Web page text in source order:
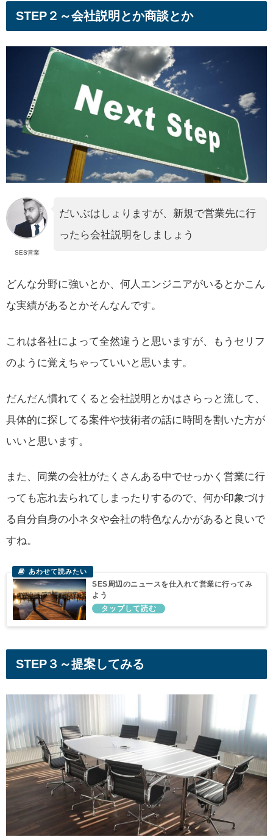
STEP２～会社説明とか商談とか
SES営業
だいぶはしょりますが、新規で営業先に行
ったら会社説明をしましょう
どんな分野に強いとか、何人エンジニアがいるとかこん
な実績があるとかそんなんです。
これは各社によって全然違うと思いますが、もうセリフ
のように覚えちゃっていいと思います。
だんだん慣れてくると会社説明とかはさらっと流して、
具体的に探してる案件や技術者の話に時間を割いた方が
いいと思います。
また、同業の会社がたくさんある中でせっかく営業に行
っても忘れ去られてしまったりするので、何か印象づけ
る自分自身の小ネタや会社の特色なんかがあると良いで
すね。
SES周辺のニュースを仕入れて営業に行ってみ
よう
STEP３～提案してみる